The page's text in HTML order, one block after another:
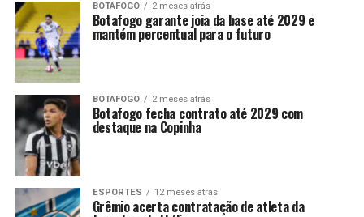
BOTAFOGO 2 meses atrás
Botafogo garante joia da base até 2029 e
mantém percentual para o futuro
BOTAFOGO 2 meses atrás
Botafogo fecha contrato até 2029 com
destaque na Copinha
ESPORTES 12 meses atrás
Grêmio acerta contratação de atleta da